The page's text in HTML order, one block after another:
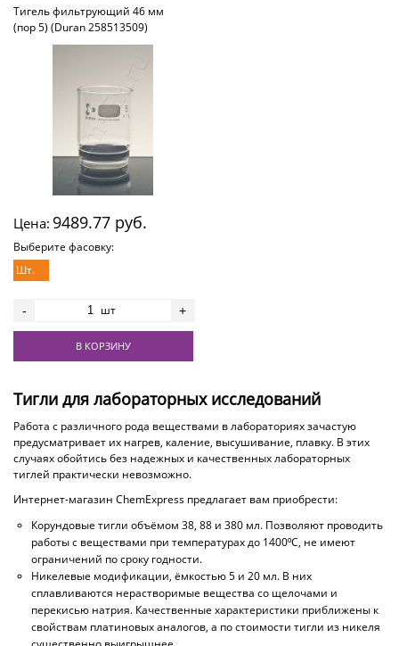
Тигель фильтрующий 46 мм
(пор 5) (Duran 258513509)
Цена: 9489.77 руб.
Выберите фасовку:
Шт.
- шт +
В КОРЗИНУ
Тигли для лабораторных исследований
Работа с различного рода веществами в лабораториях зачастую
предусматривает их нагрев, каление, высушивание, плавку. В этих
случаях обойтись без надежных и качественных лабораторных
тиглей практически невозможно.
Интернет-магазин ChemExpress предлагает вам приобрести:
Корундовые тигли объёмом 38, 88 и 380 мл. Позволяют проводить
работы с веществами при температурах до 1400⁰С, не имеют
ограничений по сроку годности.
Никелевые модификации, ёмкостью 5 и 20 мл. В них
сплавливаются нерастворимые вещества со щелочами и
перекисью натрия. Качественные характеристики приближены к
свойствам платиновых аналогов, а по стоимости тигли из никеля